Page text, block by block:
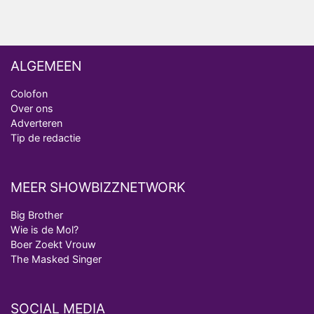
ALGEMEEN
Colofon
Over ons
Adverteren
Tip de redactie
MEER SHOWBIZZNETWORK
Big Brother
Wie is de Mol?
Boer Zoekt Vrouw
The Masked Singer
SOCIAL MEDIA